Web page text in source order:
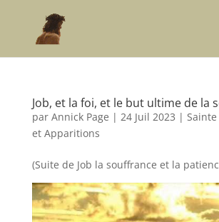
Job, et la foi, et le but ultime de la
par Annick Page | 24 Juil 2023 |
et Apparitions
(Suite de Job la souffrance et la